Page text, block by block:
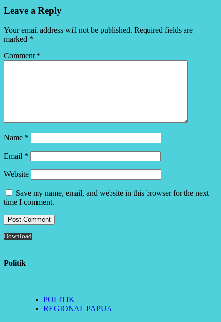
Leave a Reply
Your email address will not be published. Required fields are
marked *
Comment *
Name *
Email *
Website
Save my name, email, and website in this browser for the next
time I comment.
Download
Politik
POLITIK
REGIONAL PAPUA